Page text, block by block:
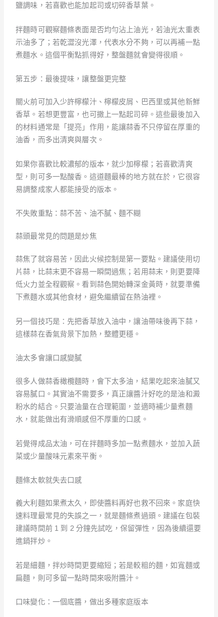
鹽調味，若喜歡也能加起司或切碎香草葉。
拌麵時可觀察麵條表面是否均勻沾上油光，若油光太重表
示油多了；若乾澀沒光澤，代表水分不夠，可以再補一點
煮麵水。這個平衡點抓得好，整盤麵就會變得很順。
第五步：最後提味，讓整盤更完整
關火前可加入少許檸檬汁、檸檬皮屑、巴西里或其他新鮮
香草。若想更豐富，也可撒上一點起司碎。這些最後加入
的材料通常是「提亮」作用，能讓蒜香不只停留在厚重的
油香，而多出清爽與層次。
如果你喜歡比較濃郁的版本，就少加檸檬；若喜歡清爽
型，則可多一點酸香。這道麵最棒的地方就在於，它很容
易調整成家人都能接受的版本。
不失敗重點：蒜不苦、油不膩、麵不糊
蒜頭最常見的問題是炒焦
蒜焦了就容易苦，因此火候控制是第一要點。建議使用切
片蒜，比蒜末更不容易一瞬間過焦；若用蒜末，則更要降
低火力並全程觀察。看到蒜色開始轉深金黃時，就要準備
下煮麵水或其他食材，避免繼續留在熱油裡。
另一個技巧是：先把香草放入油中，讓油帶味後再下蒜，
這樣蒜在香氣背景下加熱，整體更穩。
油太多會讓口感變膩
很多人做蒜香橄欖麵時，會下太多油，結果吃起來油膩又
容易膩口。其實油不需要多，真正讓醬汁好吃的是油和澱
粉水的結合。只要油量在合理範圍，並適時補少量煮麵
水，就能做出有滑順感但不厚重的口感。
若覺得成品太油，可在拌麵時多加一點煮麵水，並加入蔬
菜或少量酸味元素來平衡。
麵條太軟就失去口感
義大利麵如果煮太久，即使醬料再好也救不回來。家庭快
速料理最常見的失誤之一，就是麵條煮過頭。建議在包裝
建議時間前 1 到 2 分鐘先試吃，保留彈性，因為後續還要
進鍋拌炒。
若是細麵，拌炒時間更要縮短；若是較粗的麵，如寬麵或
扁麵，則可多留一點時間來吸附醬汁。
口味變化：一個底醬，做出多種家庭版本